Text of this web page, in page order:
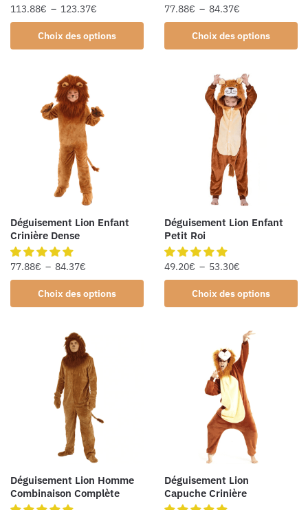
113.88€ – 123.37€
Choix des options
77.88€ – 84.37€
Choix des options
Déguisement Lion Enfant
Crinière Dense
77.88€ – 84.37€
Choix des options
Déguisement Lion Enfant
Petit Roi
49.20€ – 53.30€
Choix des options
Déguisement Lion Homme
Combinaison Complète
Déguisement Lion
Capuche Crinière